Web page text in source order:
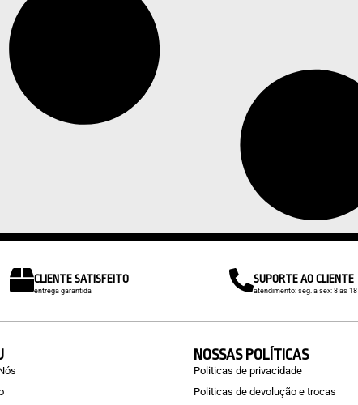
CLIENTE SATISFEITO
entrega garantida
SUPORTE AO CLIENTE
atendimento: seg. a sex: 8 as 18
NOSSAS POLÍTICAS
Politicas de privacidade
Politicas de devolução e trocas